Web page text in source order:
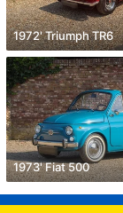
1972' Triumph TR6
1973' Fiat 500